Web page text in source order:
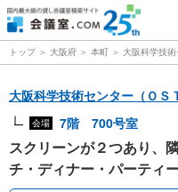
トップ 大阪府 本町 大阪科学技
大阪科学技術センター（ＯＳ
会場 7階 700号室
スクリーンが２つあり、
チ・ディナー・パーティー